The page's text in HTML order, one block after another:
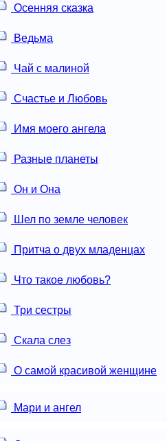
Осенняя сказка
Ведьма
Чай с малиной
Счастье и Любовь
Имя моего ангела
Разные планеты
Он и Она
Шел по земле человек
Притча о двух младенцах
Что такое любовь?
Три сестры
Скала слез
О самой красивой женщине
Мари и ангел